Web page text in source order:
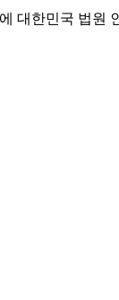
대한민국 법원